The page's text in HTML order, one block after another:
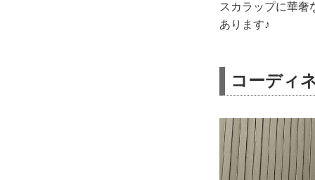
スカラップに華
あります♪
コーディ